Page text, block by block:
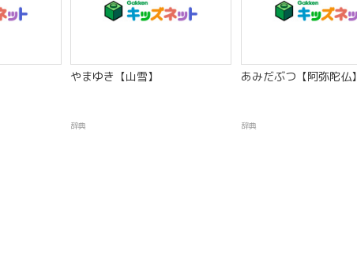
やまゆき【山雪】
辞典
あみだぶつ【阿弥陀仏】
辞典